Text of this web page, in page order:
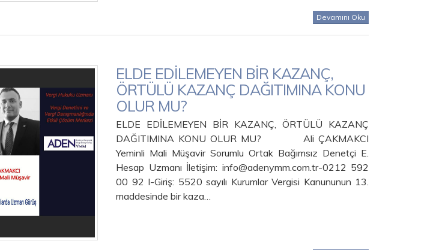
Devamını Oku
ELDE EDİLEMEYEN BİR KAZANÇ,
ÖRTÜLÜ KAZANÇ DAĞITIMINA KONU
OLUR MU?
ELDE EDİLEMEYEN BİR KAZANÇ, ÖRTÜLÜ KAZANÇ
DAĞITIMINA KONU OLUR MU? Ali ÇAKMAKCI
Yeminli Mali Müşavir Sorumlu Ortak Bağımsız Denetçi E.
Hesap Uzmanı İletişim: info@adenymm.com.tr-0212 592
00 92 I-Giriş: 5520 sayılı Kurumlar Vergisi Kanununun 13.
maddesinde bir kaza…